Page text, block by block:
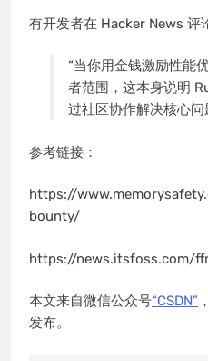
有开发者在 Hacker News 评
“当你用金钱激励性能
者范围，这本身说明
过社区协作解决核心问
参考链接：
https://
bounty/
https://news.itsfoss.com/
本文来自微信公众号“CSDN”
发布。